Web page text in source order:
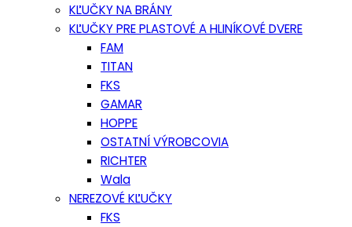
KĽUČKY NA BRÁNY
KĽUČKY PRE PLASTOVÉ A HLINÍKOVÉ DVERE
FAM
TITAN
FKS
GAMAR
HOPPE
OSTATNÍ VÝROBCOVIA
RICHTER
Wala
NEREZOVÉ KĽUČKY
FKS